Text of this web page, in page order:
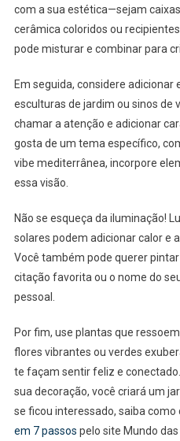
com a sua estética—sejam
cerâmica coloridos ou
pode misturar e combinar para
Em seguida, considere
esculturas de jardim ou sinos de
chamar a atenção e adicionar
gosta de um tema específico,
vibe mediterrânea, incorpore
essa visão.
Não se esqueça da iluminação!
solares podem adicionar calor e
Você também pode querer
citação favorita ou o nome do
pessoal.
Por fim, use plantas que
flores vibrantes ou verdes
te façam sentir feliz e
sua decoração, você criará um
se ficou interessado, saiba como
em 7 passos pelo site Mundo das